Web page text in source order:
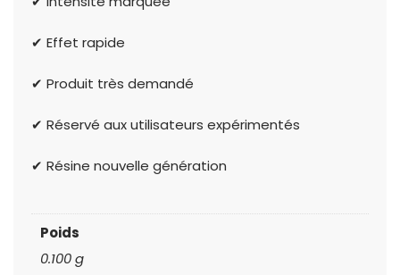
✔ Effet rapide
✔ Produit très demandé
✔ Réservé aux utilisateurs expérimentés
✔ Résine nouvelle génération
Poids
0.100 g